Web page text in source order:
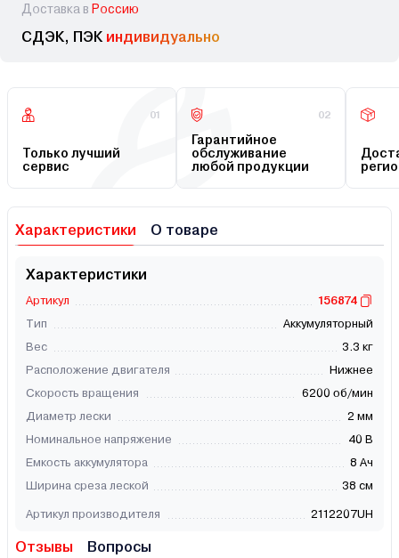
Доставка в Россию
СДЭК, ПЭК индивидуально
01
Только лучший
сервис
02
Гарантийное
обслуживание
любой продукции
Характеристики О товаре
Характеристики
Артикул
156874
Тип
Аккумуляторный
Вес
3.3 кг
Расположение двигателя
Нижнее
Скорость вращения
6200 об/мин
Диаметр лески
2 мм
Номинальное напряжение
40 В
Емкость аккумулятора
8 Ач
Ширина среза леской
38 см
Артикул производителя 2112207UH
Отзывы Вопросы